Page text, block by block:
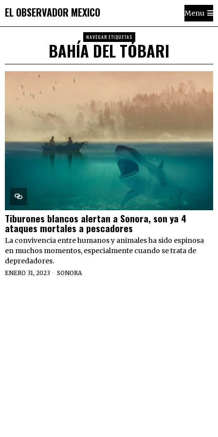
EL OBSERVADOR MEXICO Menu
NAVEGAR ETIQUETAS
BAHÍA DEL TÓBARI
Tiburones blancos alertan a Sonora, son ya 4
ataques mortales a pescadores
La convivencia entre humanos y animales ha sido espinosa
en muchos momentos, especialmente cuando se trata de
depredadores.
ENERO 31, 2023 SONORA